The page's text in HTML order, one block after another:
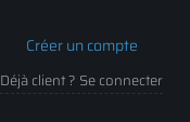
Créer un compte
Déjà client ? Se connecter